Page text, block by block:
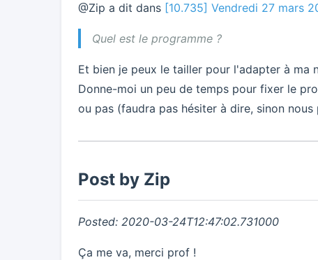
@Zip a dit dans [10.735] Vendredi 27 mars
Quel est le programme ?
Et bien je peux le tailler pour l'adapter à ma
Donne-moi un peu de temps pour fixer le
ou pas (faudra pas hésiter à dire, sinon
Post by Zip
Posted: 2020-03-24T12:47:02.731000
Ça me va, merci prof !